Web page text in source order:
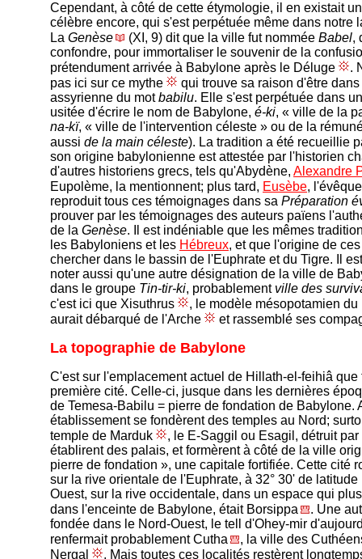
Cependant, à côté de cette étymologie, il en existait
célèbre encore, qui s'est perpétuée même dans notre
La Genèse (XI, 9) dit que la ville fut nommée Babel,
confondre, pour immortaliser le souvenir de la
prétendument arrivée à Babylone après le Déluge
.
pas ici sur ce mythe
qui trouve sa raison d'être
assyrienne du motbabilu. Elle s'est perpétuée dans
usitée d'écrire le nom de Babylone, é-ki, « ville de la
na-kï, « ville de l'intervention céleste » ou de la
aussi de la main céleste). La tradition a été recueillie
son origine babylonienne est attestée par l'historien
d'autres historiens grecs, tels qu'Abydène, Alexandre
Eupolème, la mentionnent; plus tard, Eusèbe,
reproduit tous ces témoignages dans sa Préparation
prouver par les témoignages des auteurs païens
de la Genèse. Il est indéniable que les mêmes
les Babyloniens et les Hébreux, et que l'origine de
chercher dans le bassin de l'Euphrate et du Tigre. Il
noter aussi qu'une autre désignation de la ville de
dans le groupe Tin-tir-ki, probablementville des
c'est ici que Xisuthrus
, le modèle mésopotamien du
aurait débarqué de l'Arche
et rassemblé ses
La topographie de Babylone
C'est sur l'emplacement actuel de Hillath-el-feihiâ que
première cité. Celle-ci, jusque dans les dernières
de Temesa-Babilu = pierre de fondation de Babylone.
établissement se fondèrent des temples au Nord;
temple de Marduk
, le E-Saggil ou Esagil, détruit par
établirent des palais, et formèrent à côté de la ville
pierre de fondation », une capitale fortifiée. Cette cité
sur la rive orientale de l'Euphrate, à 32° 30' de
Ouest, sur la rive occidentale, dans un espace qui
dans l'enceinte de Babylone, était Borsippa
. Une
fondée dans le Nord-Ouest, le tell d'Ohey-mir
renfermait probablement Cutha
, la ville des
Nergal
. Mais toutes ces localités restèrent